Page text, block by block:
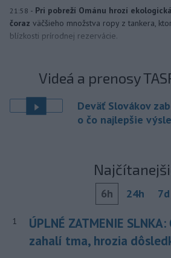
21:58 - Pri pobreží Ománu hrozí
čoraz väčšieho množstva ropy z tankera,
blízkosti prírodnej rezervácie.
Videá a prenosy
Deväť Slovákov
o čo najlepšie
6h 24h 7d
1
ÚPLNÉ ZATMENIE
zahalí tma, hrozia